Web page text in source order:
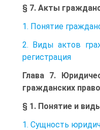
§ 7. Акты
1. Понятие
2. Виды актов
регистрация
Глава 7.
гражданских
§ 1. Понятие и
1. Сущность